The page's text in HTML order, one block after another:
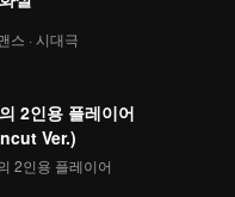
스 · 시대극
2인용 플레이어
Ver.)
2인용 플레이어